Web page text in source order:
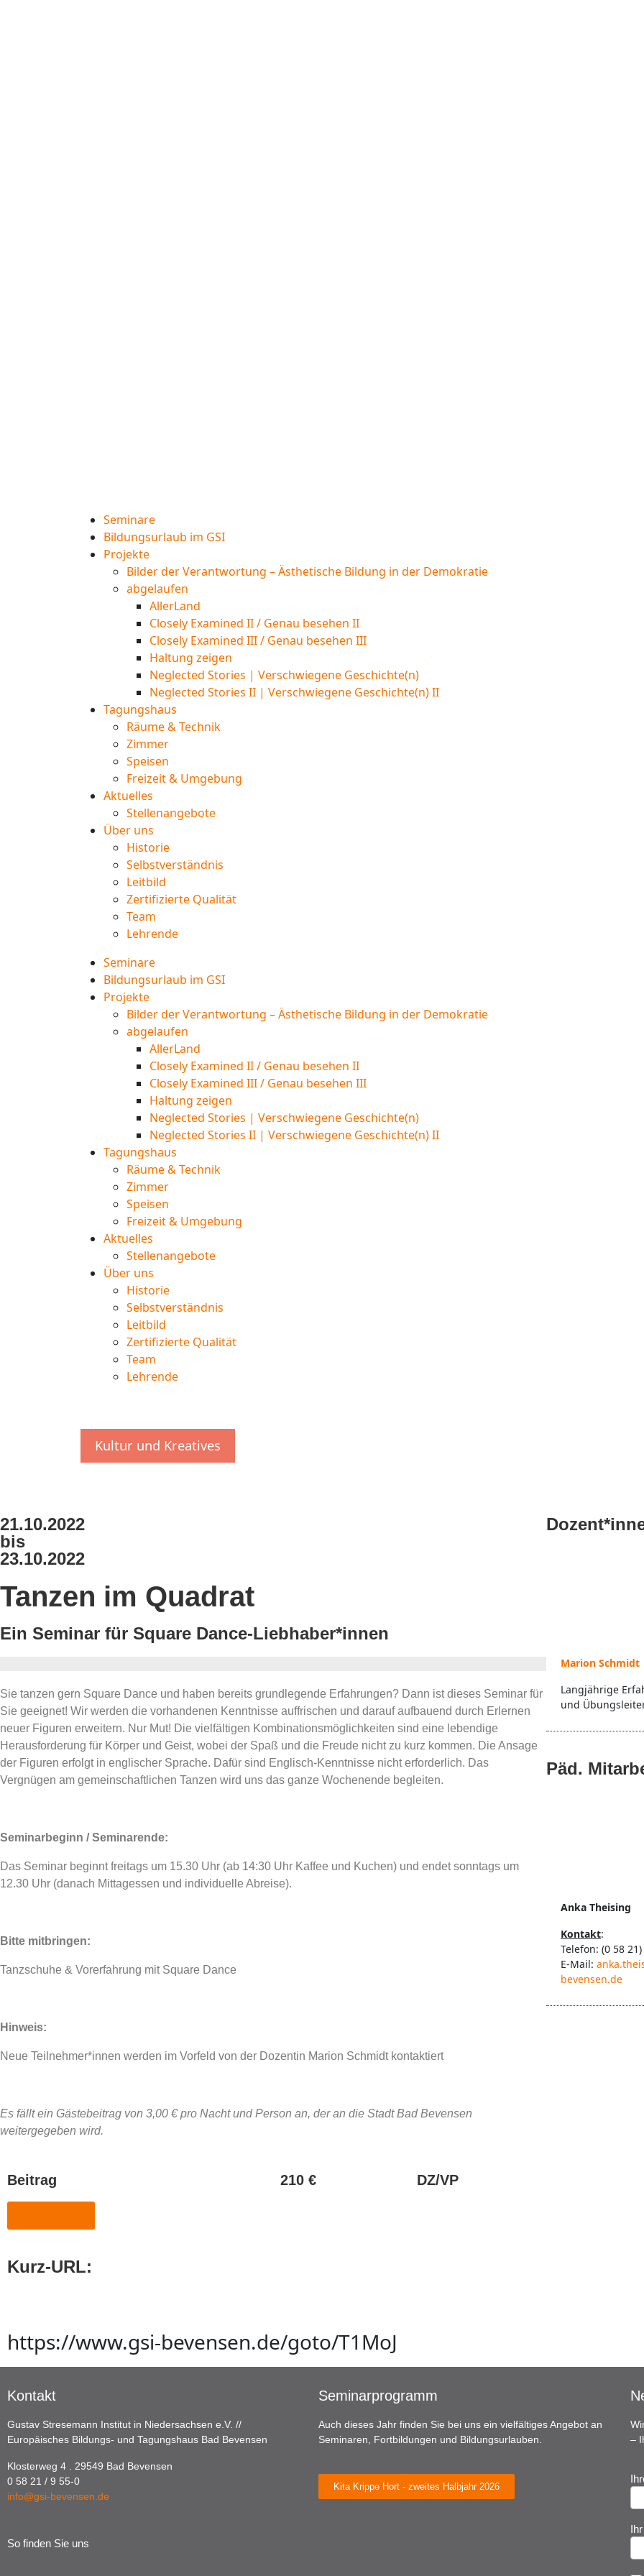
Seminare
Bildungsurlaub im GSI
Projekte
Bilder der Verantwortung – Ästhetische Bildung in der Demokratie
abgelaufen
AllerLand
Closely Examined II / Genau besehen II
Closely Examined III / Genau besehen III
Haltung zeigen
Neglected Stories | Verschwiegene Geschichte(n)
Neglected Stories II | Verschwiegene Geschichte(n) II
Tagungshaus
Räume & Technik
Zimmer
Speisen
Freizeit & Umgebung
Aktuelles
Stellenangebote
Über uns
Historie
Selbstverständnis
Leitbild
Zertifizierte Qualität
Team
Lehrende
Seminare
Bildungsurlaub im GSI
Projekte
Bilder der Verantwortung – Ästhetische Bildung in der Demokratie
abgelaufen
AllerLand
Closely Examined II / Genau besehen II
Closely Examined III / Genau besehen III
Haltung zeigen
Neglected Stories | Verschwiegene Geschichte(n)
Neglected Stories II | Verschwiegene Geschichte(n) II
Tagungshaus
Räume & Technik
Zimmer
Speisen
Freizeit & Umgebung
Aktuelles
Stellenangebote
Über uns
Historie
Selbstverständnis
Leitbild
Zertifizierte Qualität
Team
Lehrende
Kultur und Kreatives
21.10.2022
bis
23.10.2022
Tanzen im Quadrat
Ein Seminar für Square Dance-Liebhaber*innen
Sie tanzen gern Square Dance und haben bereits grundlegende Erfahrungen? Dann ist dieses Seminar für
Sie geeignet! Wir werden die vorhandenen Kenntnisse auffrischen und darauf aufbauend durch Erlernen
neuer Figuren erweitern. Nur Mut! Die vielfältigen Kombinationsmöglichkeiten sind eine lebendige
Herausforderung für Körper und Geist, wobei der Spaß und die Freude nicht zu kurz kommen. Die Ansage
der Figuren erfolgt in englischer Sprache. Dafür sind Englisch-Kenntnisse nicht erforderlich. Das
Vergnügen am gemeinschaftlichen Tanzen wird uns das ganze Wochenende begleiten.
Seminarbeginn / Seminarende:
Das Seminar beginnt freitags um 15.30 Uhr (ab 14:30 Uhr Kaffee und Kuchen) und endet sonntags um
12.30 Uhr (danach Mittagessen und individuelle Abreise).
Bitte mitbringen:
Tanzschuhe & Vorerfahrung mit Square Dance
Hinweis:
Neue Teilnehmer*innen werden im Vorfeld von der Dozentin Marion Schmidt kontaktiert
Es fällt ein Gästebeitrag von 3,00 € pro Nacht und Person an, der an die Stadt Bad Bevensen
weitergegeben wird.
Beitrag 210 € DZ/VP
Kurz-URL:
https://www.gsi-bevensen.de/goto/T1MoJ
Marion Schmidt
Langjährige
und
Päd.
Anka Theising
Kontakt:
Telefon: (0 58
E-Mail:
bevensen.de
Kontakt
Gustav Stresemann Institut in Niedersachsen e.V. //
Europäisches Bildungs- und Tagungshaus Bad Bevensen
Klosterweg 4 . 29549 Bad Bevensen
0 58 21 / 9 55-0
info@gsi-bevensen.de
So finden Sie uns
Seminarprogramm
Auch dieses Jahr finden Sie bei uns ein vielfältiges Angebot an
Seminaren, Fortbildungen und Bildungsurlauben.
Kita Krippe Hort - zweites Halbjahr 2026
–